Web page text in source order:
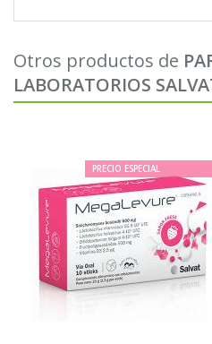
Otros productos de
LABORATORIOS
PRECIO ESPECIAL